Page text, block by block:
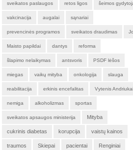
sveikatos paslaugos retos ligos šeimos
vakcinacija augalai sąnariai
prevencinės programos sveikatos draudimas
Maisto papildai dantys reforma
šlapimo nelaikymas antsvoris PSDF lėšos
miegas vaikų mityba onkologija slauga
reabilitacija erkinis encefalitas Vytenis
nemiga alkoholizmas sportas
sveikatos apsaugos ministerija Mityba
cukrinis diabetas korupcija vaistų kainos
traumos Skiepai pacientai Renginiai